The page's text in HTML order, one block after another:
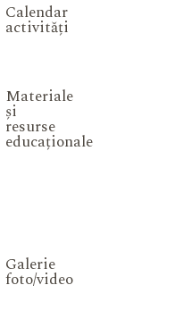
Calendar
activități
Materiale
și
resurse
educaționale
Galerie
foto/video